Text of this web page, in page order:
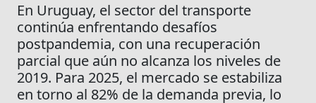
En Uruguay, el sector del transporte
continúa enfrentando desafíos
postpandemia, con una recuperación
parcial que aún no alcanza los niveles de
2019. Para 2025, el mercado se estabiliza
en torno al 82% de la demanda previa, lo